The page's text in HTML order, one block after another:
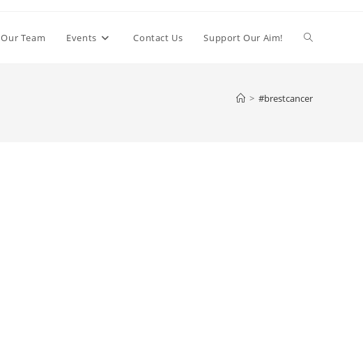
Our Team Events Contact Us Support Our Aim! Toggle
> #brestcancer